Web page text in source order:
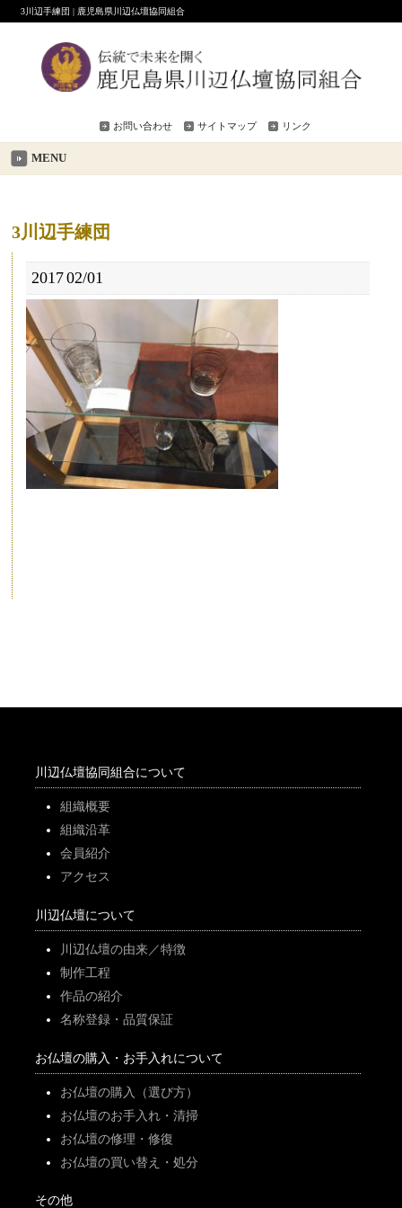
3川辺手練団 | 鹿児島県川辺仏壇協同組合
お問い合わせ サイトマップ リンク
MENU
3川辺手練団
02/01
2017
川辺仏壇協同組合について
組織概要
組織沿革
会員紹介
アクセス
川辺仏壇について
川辺仏壇の由来／特徴
制作工程
作品の紹介
名称登録・品質保証
お仏壇の購入・お手入れについて
お仏壇の購入（選び方）
お仏壇のお手入れ・清掃
お仏壇の修理・修復
お仏壇の買い替え・処分
その他